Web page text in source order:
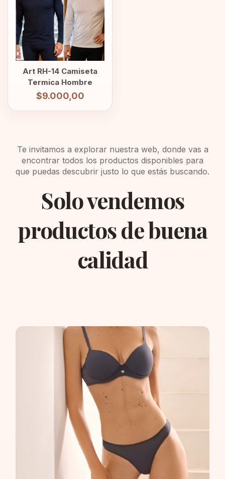
Art RH-14 Camiseta
Termica Hombre
$9.000,00
Te invitamos a explorar nuestra web, donde vas a
encontrar todos los productos disponibles para
que puedas descubrir justo lo que estás buscando.
Solo vendemos
productos de buena
calidad